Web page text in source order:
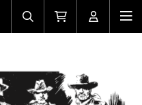
Avaa/sulje
haku
Siirry
ostoskoriin
Avaa/